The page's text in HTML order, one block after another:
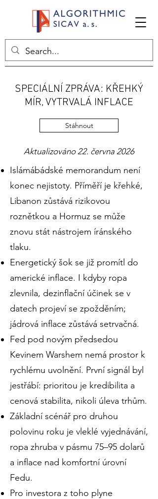
SPECIÁLNÍ ZPRÁVA: KŘEHKÝ
MÍR, VYTRVALÁ INFLACE
Stáhnout
Aktualizováno 22. června 2026
Islámábádské memorandum není
konec nejistoty. Příměří je křehké,
Libanon zůstává rizikovou
roznětkou a Hormuz se může
znovu stát nástrojem íránského
tlaku.
Energetický šok se již promítl do
americké inflace. I kdyby ropa
zlevnila, dezinflační účinek se v
datech projeví se zpožděním;
jádrová inflace zůstává setrvačná.
Fed pod novým předsedou
Kevinem Warshem nemá prostor k
rychlému uvolnění. První signál byl
jestřábí: prioritou je kredibilita a
cenová stabilita, nikoli úleva trhům.
Základní scénář pro druhou
polovinu roku je vleklé vyjednávání,
ropa zhruba v pásmu 75–95 dolarů
a inflace nad komfortní úrovní
Fedu.
Pro investora z toho plyne